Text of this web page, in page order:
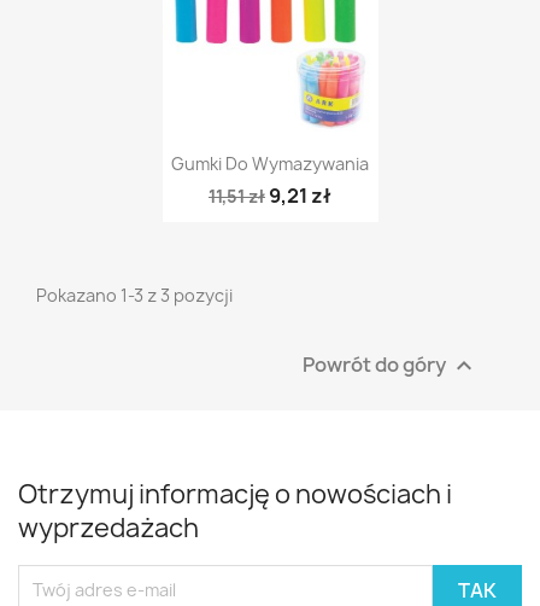
Szybki podgląd
Gumki Do Wymazywania
11,51 zł 9,21 zł
Pokazano 1-3 z 3 pozycji
Powrót do góry 
Otrzymuj informację o nowościach i
wyprzedażach